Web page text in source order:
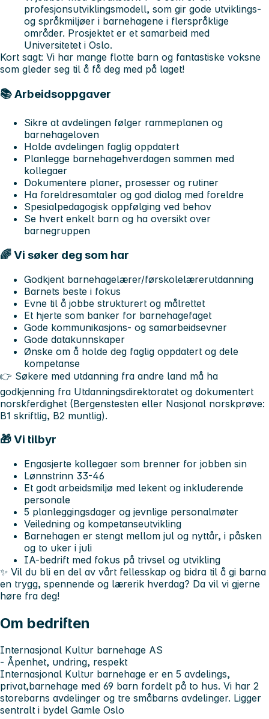
profesjonsutviklingsmodell, som gir gode utviklings-
og språkmiljøer i barnehagene i flerspråklige
områder. Prosjektet er et samarbeid med
Universitetet i Oslo.
Kort sagt: Vi har mange flotte barn og fantastiske voksne
som gleder seg til å få deg med på laget!
📚 Arbeidsoppgaver
Sikre at avdelingen følger rammeplanen og
barnehageloven
Holde avdelingen faglig oppdatert
Planlegge barnehagehverdagen sammen med
kollegaer
Dokumentere planer, prosesser og rutiner
Ha foreldresamtaler og god dialog med foreldre
Spesialpedagogisk oppfølging ved behov
Se hvert enkelt barn og ha oversikt over
barnegruppen
🌈 Vi søker deg som har
Godkjent barnehagelærer/førskolelærerutdanning
Barnets beste i fokus
Evne til å jobbe strukturert og målrettet
Et hjerte som banker for barnehagefaget
Gode kommunikasjons- og samarbeidsevner
Gode datakunnskaper
Ønske om å holde deg faglig oppdatert og dele
kompetanse
👉 Søkere med utdanning fra andre land må ha
godkjenning fra Utdanningsdirektoratet og dokumentert
norskferdighet (Bergenstesten eller Nasjonal norskprøve:
B1 skriftlig, B2 muntlig).
🎁 Vi tilbyr
Engasjerte kollegaer som brenner for jobben sin
Lønnstrinn 33-46
Et godt arbeidsmiljø med lekent og inkluderende
personale
5 planleggingsdager og jevnlige personalmøter
Veiledning og kompetanseutvikling
Barnehagen er stengt mellom jul og nyttår, i påsken
og to uker i juli
IA-bedrift med fokus på trivsel og utvikling
✨ Vil du bli en del av vårt fellesskap og bidra til å gi barna
en trygg, spennende og lærerik hverdag? Da vil vi gjerne
høre fra deg!
Om bedriften
Internasjonal Kultur barnehage AS
- Åpenhet, undring, respekt
Internasjonal Kultur barnehage er en 5 avdelings,
privat,barnehage med 69 barn fordelt på to hus. Vi har 2
storebarns avdelinger og tre småbarns avdelinger. Ligger
sentralt i bydel Gamle Oslo